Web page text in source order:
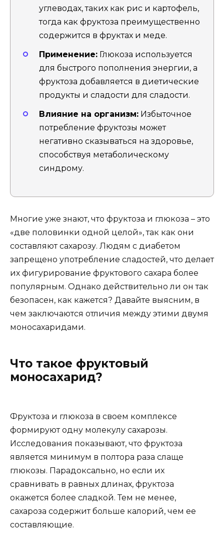
углеводах, таких как рис и картофель,
тогда как фруктоза преимущественно
содержится в фруктах и меде.
Применение: Глюкоза используется
для быстрого пополнения энергии, а
фруктоза добавляется в диетические
продукты и сладости для сладости.
Влияние на организм: Избыточное
потребление фруктозы может
негативно сказываться на здоровье,
способствуя метаболическому
синдрому.
Многие уже знают, что фруктоза и глюкоза – это
«две половинки одной целой», так как они
составляют сахарозу. Людям с диабетом
запрещено употребление сладостей, что делает
их фигурирование фруктового сахара более
популярным. Однако действительно ли он так
безопасен, как кажется? Давайте выясним, в
чем заключаются отличия между этими двумя
моносахаридами.
Что такое фруктовый
моносахарид?
Фруктоза и глюкоза в своем комплексе
формируют одну молекулу сахарозы.
Исследования показывают, что фруктоза
является минимум в полтора раза слаще
глюкозы. Парадоксально, но если их
сравнивать в равных длинах, фруктоза
окажется более сладкой. Тем не менее,
сахароза содержит больше калорий, чем ее
составляющие.